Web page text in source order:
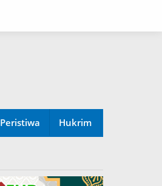
Peristiwa Hukrim